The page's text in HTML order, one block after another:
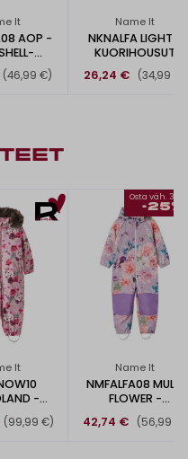
It
AOP -
(46,99 €)
Name It
NKNALFA LIGHT -
KUORIHOUSUT
26,24 €
(34,99 €)
It
-
(99,99 €)
Osta väh. 3,
-25%
Name It
NMFALFA08 MULTI
FLOWER -
SOFTSHELL-
HAALARI
42,74 € (56,99 €)